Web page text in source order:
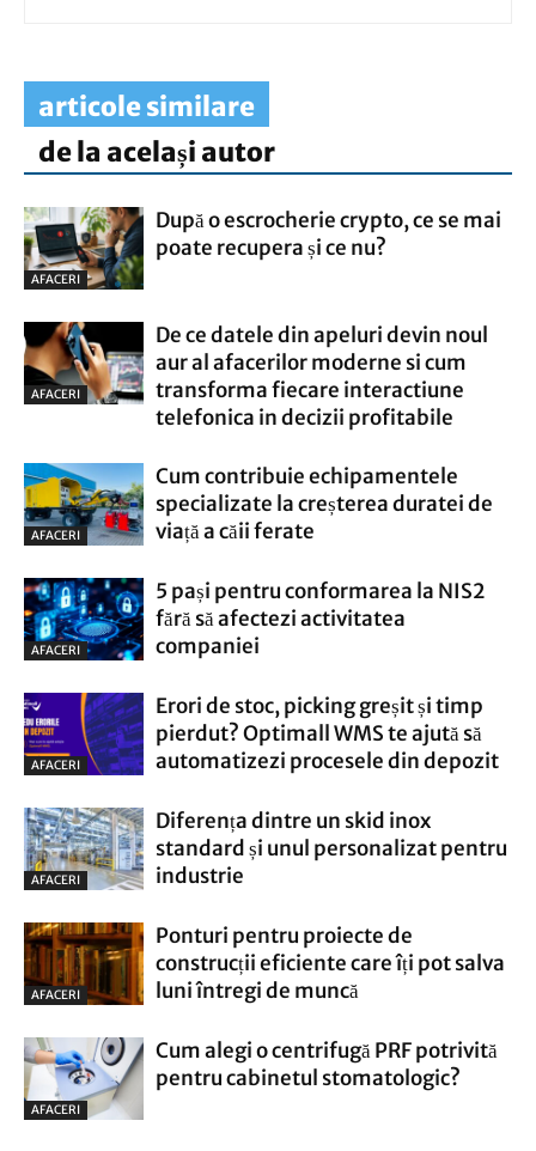
articole similare
de la același autor
AFACERI
După o escrocherie crypto, ce se mai
poate recupera și ce nu?
AFACERI
De ce datele din apeluri devin noul
aur al afacerilor moderne si cum
transforma fiecare interactiune
telefonica in decizii profitabile
AFACERI
Cum contribuie echipamentele
specializate la creșterea duratei de
viață a căii ferate
AFACERI
5 pași pentru conformarea la NIS2
fără să afectezi activitatea
companiei
AFACERI
Erori de stoc, picking greșit și timp
pierdut? Optimall WMS te ajută să
automatizezi procesele din depozit
AFACERI
Diferența dintre un skid inox
standard și unul personalizat pentru
industrie
AFACERI
Ponturi pentru proiecte de
construcții eficiente care îți pot salva
luni întregi de muncă
AFACERI
Cum alegi o centrifugă PRF potrivită
pentru cabinetul stomatologic?